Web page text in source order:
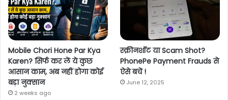
Mobile Chori Hone Par Kya
Karen? सिर्फ कर लें ये कुछ
आसान काम, अब नहीं होगा कोई
बड़ा नुक्सान
2 weeks ago
स्क्रीनशॉट या Scam Shot?
PhonePe Payment Frauds से
ऐसे बचें !
June 12, 2025